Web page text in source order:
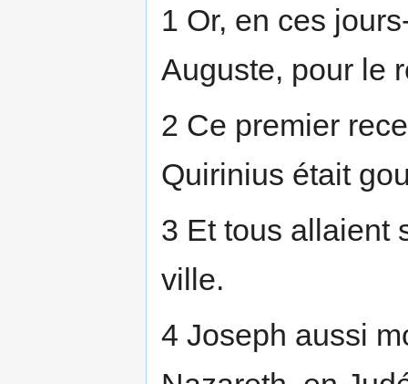
1 Or, en ces
Auguste, pour le
2 Ce premier
Quirinius était
3 Et tous allaient
ville.
4 Joseph aussi